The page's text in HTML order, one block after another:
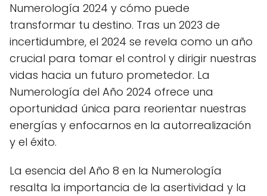
Numerología 2024 y cómo puede
transformar tu destino. Tras un 2023 de
incertidumbre, el 2024 se revela como un año
crucial para tomar el control y dirigir nuestras
vidas hacia un futuro prometedor. La
Numerología del Año 2024 ofrece una
oportunidad única para reorientar nuestras
energías y enfocarnos en la autorrealización
y el éxito.
La esencia del Año 8 en la Numerología
resalta la importancia de la asertividad y la